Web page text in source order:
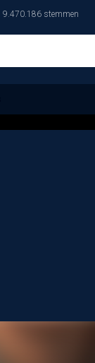
9.470.186 stemmen